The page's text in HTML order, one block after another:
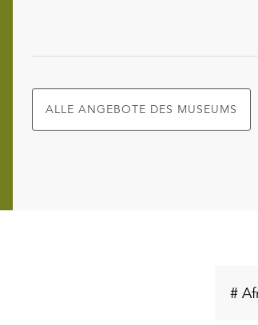
ALLE ANGEBOTE DES MUSEUMS
#